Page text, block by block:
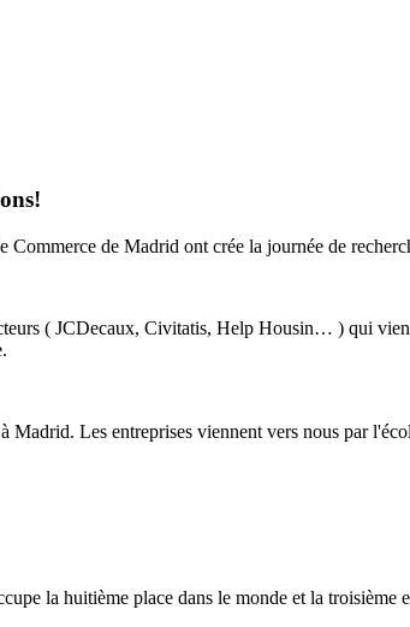
Commerce de Madrid ont crée la journée de
( JCDecaux, Civitatis, Help Housin… ) qui
Madrid. Les entreprises viennent vers nous par
la huitième place dans le monde et la troisième